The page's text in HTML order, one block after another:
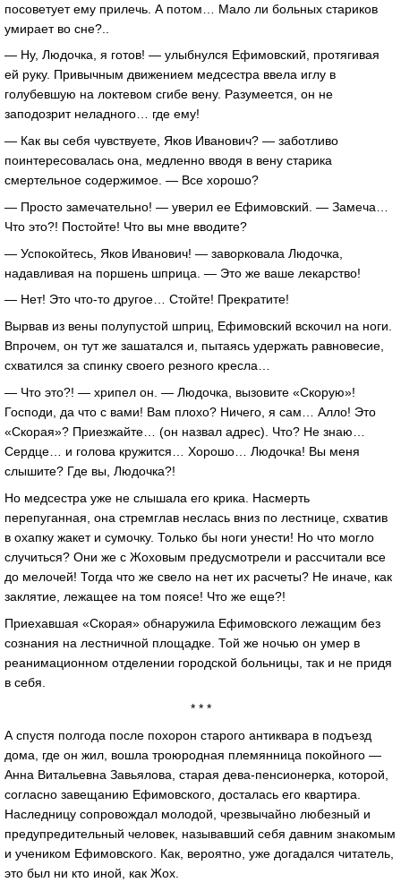
посоветует ему прилечь. А потом… Мало ли больных стариков
умирает во сне?..
— Ну, Людочка, я готов! — улыбнулся Ефимовский, протягивая
ей руку. Привычным движением медсестра ввела иглу в
голубевшую на локтевом сгибе вену. Разумеется, он не
заподозрит неладного… где ему!
— Как вы себя чувствуете, Яков Иванович? — заботливо
поинтересовалась она, медленно вводя в вену старика
смертельное содержимое. — Все хорошо?
— Просто замечательно! — уверил ее Ефимовский. — Замеча…
Что это?! Постойте! Что вы мне вводите?
— Успокойтесь, Яков Иванович! — заворковала Людочка,
надавливая на поршень шприца. — Это же ваше лекарство!
— Нет! Это что-то другое… Стойте! Прекратите!
Вырвав из вены полупустой шприц, Ефимовский вскочил на ноги.
Впрочем, он тут же зашатался и, пытаясь удержать равновесие,
схватился за спинку своего резного кресла…
— Что это?! — хрипел он. — Людочка, вызовите «Скорую»!
Господи, да что с вами! Вам плохо? Ничего, я сам… Алло! Это
«Скорая»? Приезжайте… (он назвал адрес). Что? Не знаю…
Сердце… и голова кружится… Хорошо… Людочка! Вы меня
слышите? Где вы, Людочка?!
Но медсестра уже не слышала его крика. Насмерть
перепуганная, она стремглав неслась вниз по лестнице, схватив
в охапку жакет и сумочку. Только бы ноги унести! Но что могло
случиться? Они же с Жоховым предусмотрели и рассчитали все
до мелочей! Тогда что же свело на нет их расчеты? Не иначе, как
заклятие, лежащее на том поясе! Что же еще?!
Приехавшая «Скорая» обнаружила Ефимовского лежащим без
сознания на лестничной площадке. Той же ночью он умер в
реанимационном отделении городской больницы, так и не придя
в себя.
* * *
А спустя полгода после похорон старого антиквара в подъезд
дома, где он жил, вошла троюродная племянница покойного —
Анна Витальевна Завьялова, старая дева-пенсионерка, которой,
согласно завещанию Ефимовского, досталась его квартира.
Наследницу сопровождал молодой, чрезвычайно любезный и
предупредительный человек, называвший себя давним знакомым
и учеником Ефимовского. Как, вероятно, уже догадался читатель,
это был ни кто иной, как Жох.